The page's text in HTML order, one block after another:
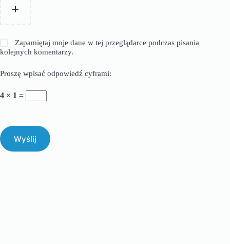
Zapamiętaj moje dane w tej przeglądarce podczas pisania
kolejnych komentarzy.
Proszę wpisać odpowiedź cyframi:
4 × 1 =
Wyślij